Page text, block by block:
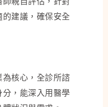
建議，確保安全
核心，全診所諮
，能深入用醫學